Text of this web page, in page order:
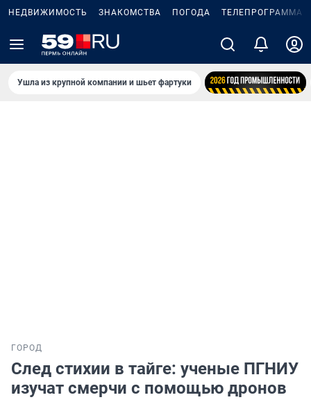
НЕДВИЖИМОСТЬ ЗНАКОМСТВА ПОГОДА ТЕЛЕПРОГРАММА
Ушла из крупной компании и шьет фартуки
ГОРОД
След стихии в тайге: ученые ПГНИУ
изучат смерчи с помощью дронов